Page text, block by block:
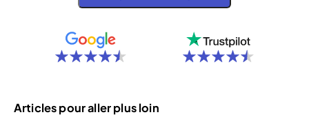
Articles pour aller plus loin